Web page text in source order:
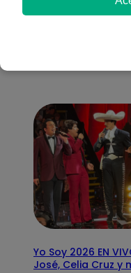
Yo Soy 2026 EN
José, Celia Cruz y